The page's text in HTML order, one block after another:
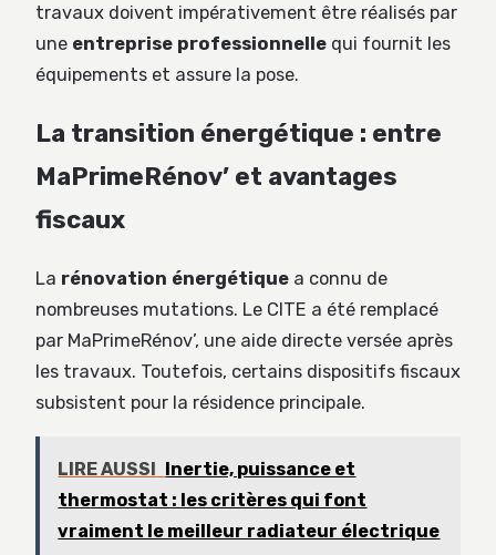
travaux doivent impérativement être réalisés par
une entreprise professionnelle qui fournit les
équipements et assure la pose.
La transition énergétique : entre
MaPrimeRénov’ et avantages
fiscaux
La rénovation énergétique a connu de
nombreuses mutations. Le CITE a été remplacé
par MaPrimeRénov’, une aide directe versée après
les travaux. Toutefois, certains dispositifs fiscaux
subsistent pour la résidence principale.
LIRE AUSSI
Inertie, puissance et
thermostat : les critères qui font
vraiment le meilleur radiateur électrique